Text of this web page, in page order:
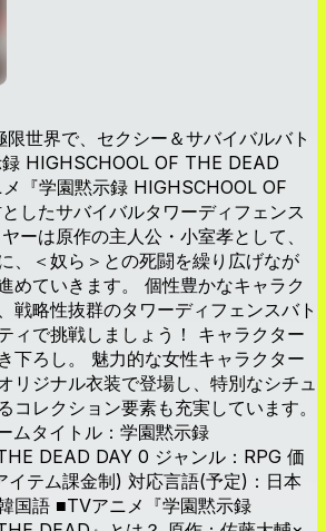
世界で、セクシー＆サバイバルバト
HIGHSCHOOL OF THE DEAD
『学園黙示録 HIGHSCHOOL OF
したサバイバルタワーディフェンス
ーは原作の主人公・小室孝として、
、＜奴ら＞との死闘を繰り広げなが
めていきます。 個性豊かなキャラク
戦略性抜群のタワーディフェンスバト
ィで挑戦しましょう！ キャラクター
下ろし。 魅力的な女性キャラクター
リジナル衣装で登場し、特別なシチュ
コレクション要素も充実しています。
ムタイトル：学園黙示録
DEAD DAY 0 ジャンル：RPG 価
イテム課金制) 対応言語(予定)：日本
国語 ■TVアニメ『学園黙示録